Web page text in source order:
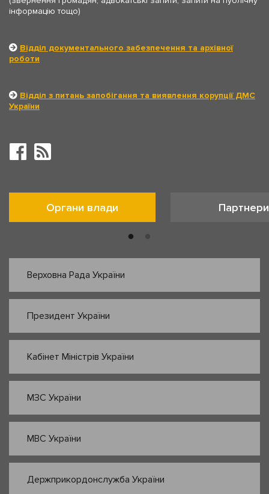
інформацію тощо)
Відділ документального забезпечення та архівної
роботи
Відділ з питань запобігання та виявлення корупції ДМС
України
Органи влади Партнери
Верховна Рада України
Президент України
Кабінет Міністрів України
МЗС України
МВС України
Держприкордонслужба України